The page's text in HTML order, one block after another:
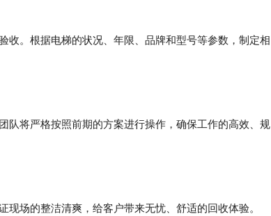
收。根据电梯的状况、年限、品牌和型号等参数，制定相
队将严格按照前期的方案进行操作，确保工作的高效、规
场的整洁清爽，给客户带来无忧、舒适的回收体验。